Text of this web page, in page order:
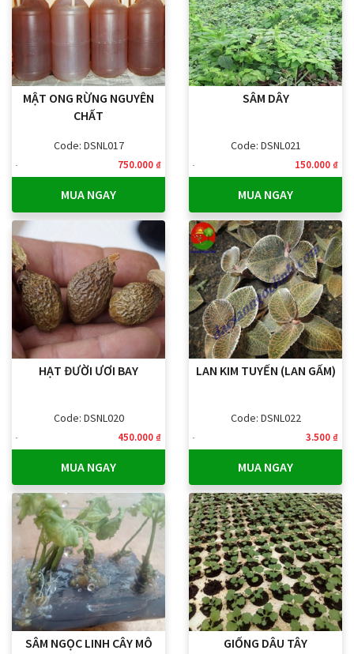
MẬT ONG RỪNG NGUYÊN
CHẤT
Code: DSNL017
750.000 ₫
MUA NGAY
SÂM DÂY
Code: DSNL021
150.000 ₫
MUA NGAY
HẠT ĐƯỜI ƯƠI BAY
Code: DSNL020
450.000 ₫
MUA NGAY
LAN KIM TUYẾN (LAN GẤM)
Code: DSNL022
3.500 ₫
MUA NGAY
SÂM NGỌC LINH CÂY MÔ GIỐNG DÂU TÂY